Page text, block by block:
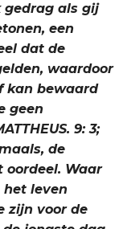
gedrag als gij
een
dat de
waardoor
kan bewaard
geen
9: 3;
de
Waar
leven
zijn voor de